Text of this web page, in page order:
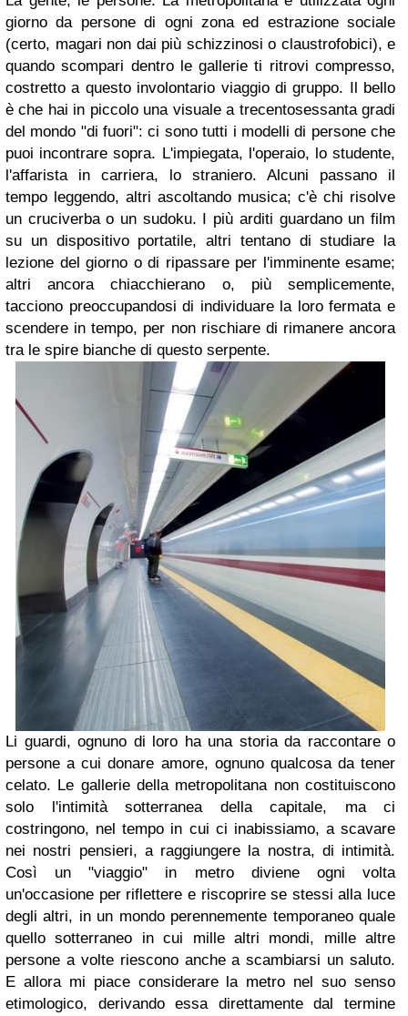
giorno da persone di ogni zona ed estrazione sociale
(certo, magari non dai più schizzinosi o claustrofobici), e
quando scompari dentro le gallerie ti ritrovi compresso,
costretto a questo involontario viaggio di gruppo. Il bello
è che hai in piccolo una visuale a trecentosessanta gradi
del mondo "di fuori": ci sono tutti i modelli di persone che
puoi incontrare sopra. L'impiegata, l'operaio, lo studente,
l'affarista in carriera, lo straniero. Alcuni passano il
tempo leggendo, altri ascoltando musica; c'è chi risolve
un cruciverba o un sudoku. I più arditi guardano un film
su un dispositivo portatile, altri tentano di studiare la
lezione del giorno o di ripassare per l'imminente esame;
altri ancora chiacchierano o, più semplicemente,
tacciono preoccupandosi di individuare la loro fermata e
scendere in tempo, per non rischiare di rimanere ancora
tra le spire bianche di questo serpente.
Li guardi, ognuno di loro ha una storia da raccontare o
persone a cui donare amore, ognuno qualcosa da tener
celato. Le gallerie della metropolitana non costituiscono
solo l'intimità sotterranea della capitale, ma ci
costringono, nel tempo in cui ci inabissiamo, a scavare
nei nostri pensieri, a raggiungere la nostra, di intimità.
Così un "viaggio" in metro diviene ogni volta
un'occasione per riflettere e riscoprire se stessi alla luce
degli altri, in un mondo perennemente temporaneo quale
quello sotterraneo in cui mille altri mondi, mille altre
persone a volte riescono anche a scambiarsi un saluto.
E allora mi piace considerare la metro nel suo senso
etimologico, derivando essa direttamente dal termine